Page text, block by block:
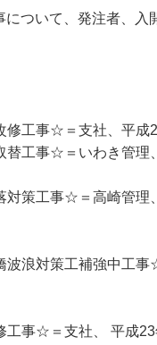
ついて、発注者、
修工事☆＝支社、平
替工事☆＝いわき管
策工事☆＝高崎管理
浪対策工補強中工
事☆＝支社、 平成